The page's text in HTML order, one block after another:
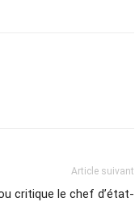
Article suivant
critique le chef d’état-